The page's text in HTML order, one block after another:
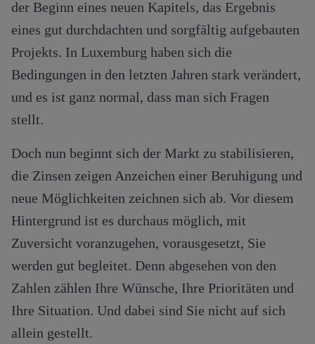
der Beginn eines neuen Kapitels, das Ergebnis
eines gut durchdachten und sorgfältig aufgebauten
Projekts. In Luxemburg haben sich die
Bedingungen in den letzten Jahren stark verändert,
und es ist ganz normal, dass man sich Fragen
stellt.
Doch nun beginnt sich der Markt zu stabilisieren,
die Zinsen zeigen Anzeichen einer Beruhigung und
neue Möglichkeiten zeichnen sich ab. Vor diesem
Hintergrund ist es durchaus möglich, mit
Zuversicht voranzugehen, vorausgesetzt, Sie
werden gut begleitet. Denn abgesehen von den
Zahlen zählen Ihre Wünsche, Ihre Prioritäten und
Ihre Situation. Und dabei sind Sie nicht auf sich
allein gestellt.